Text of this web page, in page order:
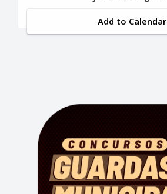
Add to Calendar